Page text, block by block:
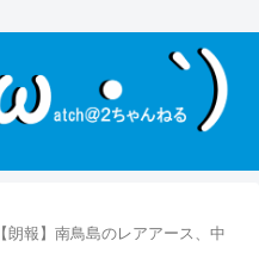
【朗報】南鳥島のレアアース、中